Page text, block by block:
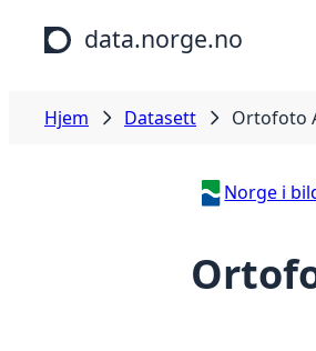
Hopp til hovedinnhold
data.norge.no
Hjem Datasett Ortofoto
Norge i